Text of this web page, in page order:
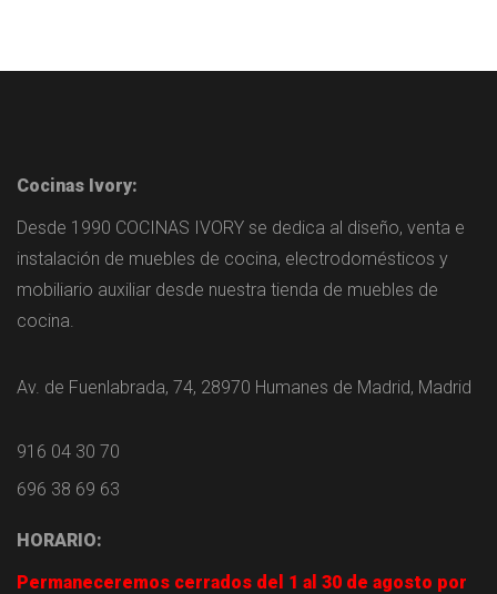
Cocinas Ivory:
Desde 1990 COCINAS IVORY se dedica al diseño, venta e
instalación de muebles de cocina, electrodomésticos y
mobiliario auxiliar desde nuestra tienda de muebles de
cocina.
Av. de Fuenlabrada, 74, 28970 Humanes de Madrid, Madrid
916 04 30 70
696 38 69 63
HORARIO:
Permaneceremos cerrados del 1 al 30 de agosto por